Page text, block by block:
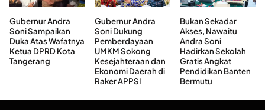
Gubernur Andra
Soni Sampaikan
Duka Atas Wafatnya
Ketua DPRD Kota
Tangerang
Gubernur Andra
Soni Dukung
Pemberdayaan
UMKM Sokong
Kesejahteraan dan
Ekonomi Daerah di
Raker APPSI
Bukan Sekadar
Akses, Nawaitu
Andra Soni
Hadirkan Sekolah
Gratis Angkat
Pendidikan Banten
Bermutu